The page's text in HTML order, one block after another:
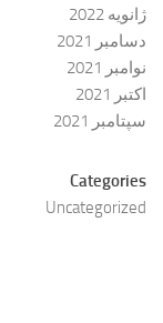
ژانویه 2022
دسامبر 2021
نوامبر 2021
اکتبر 2021
سپتامبر 2021
Categories
Uncategorized